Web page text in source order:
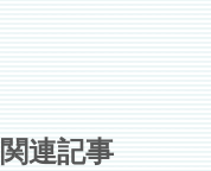
関連記事